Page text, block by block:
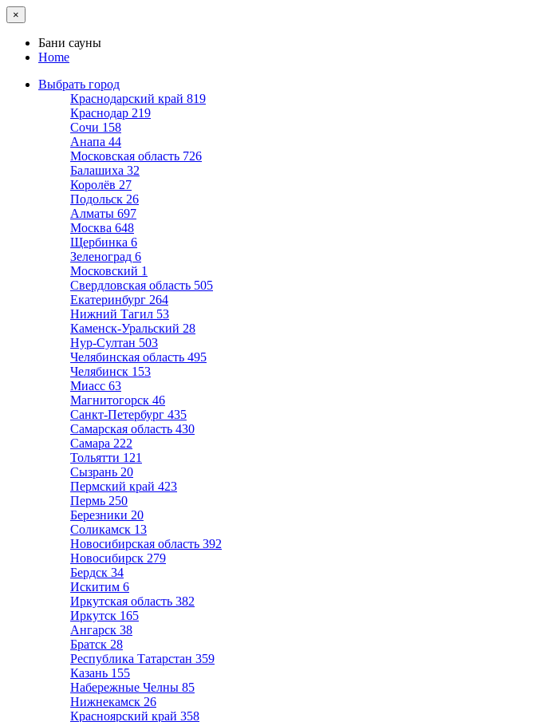
×
Бани сауны
Home
Выбрать город
Краснодарский край 819
Краснодар 219
Сочи 158
Анапа 44
Московская область 726
Балашиха 32
Королёв 27
Подольск 26
Алматы 697
Москва 648
Щербинка 6
Зеленоград 6
Московский 1
Свердловская область 505
Екатеринбург 264
Нижний Тагил 53
Каменск-Уральский 28
Нур-Султан 503
Челябинская область 495
Челябинск 153
Миасс 63
Магнитогорск 46
Санкт-Петербург 435
Самарская область 430
Самара 222
Тольятти 121
Сызрань 20
Пермский край 423
Пермь 250
Березники 20
Соликамск 13
Новосибирская область 392
Новосибирск 279
Бердск 34
Искитим 6
Иркутская область 382
Иркутск 165
Ангарск 38
Братск 28
Республика Татарстан 359
Казань 155
Набережные Челны 85
Нижнекамск 26
Красноярский край 358